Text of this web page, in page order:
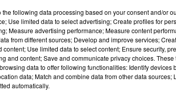
the following data processing based on your consent and/or
Use limited data to select advertising; Create profiles for
Measure advertising performance; Measure content
from different sources; Develop and improve services;
Use limited data to select content; Ensure security,
and content; Save and communicate privacy choices.
data to offer following functionalities: Identify devices
data; Match and combine data from other data sources;
automatically.